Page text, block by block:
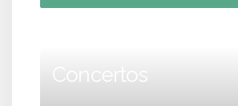
Concertos